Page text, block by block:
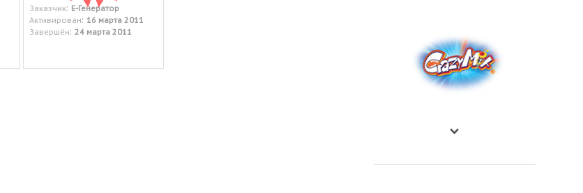
Заказчик: Е-Генератор
Активирован: 16 марта 2011
Завершён: 24 марта 2011